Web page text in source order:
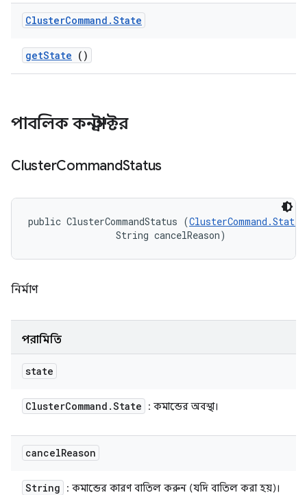
ClusterCommand .State
getState ()
পাবলিক কনস্ট্রাক্টর
ClusterCommandStatus
public ClusterCommandStatus (ClusterCommand.State
                String cancelReason)
নির্মাণ
পরামিতি
state
ClusterCommand .State : কমান্ডের অবস্থা।
cancelReason
String : কমান্ডের কারণ বাতিল করুন (যদি বাতিল করা হয়)।